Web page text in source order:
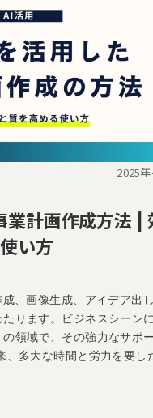
2025
業計画作成方法 |
い方
、画像生成、アイデア出
ります。ビジネスシーン
領域で、その強力なサポ
、多大な時間と労力を要し